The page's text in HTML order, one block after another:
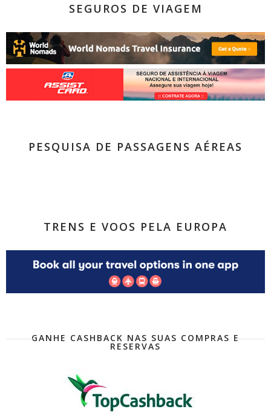
SEGUROS DE VIAGEM
PESQUISA DE PASSAGENS AÉREAS
TRENS E VOOS PELA EUROPA
GANHE CASHBACK NAS SUAS COMPRAS E
RESERVAS